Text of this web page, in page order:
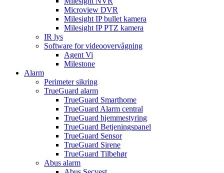
Microview DVR
Milesight IP bullet kamera
Milesight IP PTZ kamera
IR lys
Software for videoovervågning
Agent Vi
Milestone
Alarm
Perimeter sikring
TrueGuard alarm
TrueGuard Smarthome
TrueGuard Alarm central
TrueGuard hjemmestyring
TrueGuard Betjeningspanel
TrueGuard Sensor
TrueGuard Sirene
TrueGuard Tilbehør
Abus alarm